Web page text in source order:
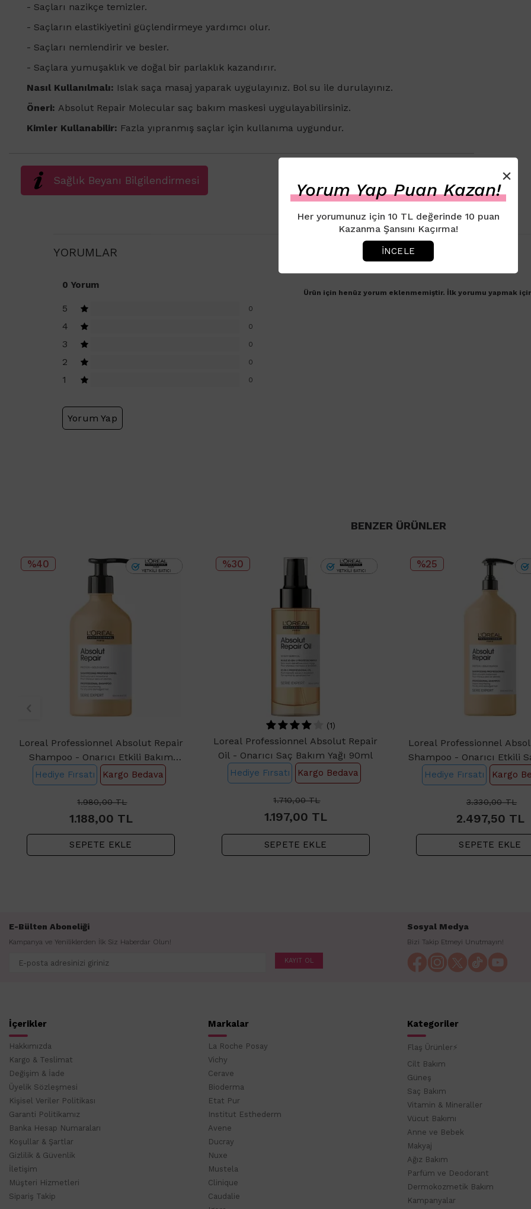
- Saçları nazikçe temizler.
- Saçların elastikiyetini güçlendirmeye yardımcı olur.
- Saçları nemlendirir ve besler.
- Saçlara yumuşaklık ve doğal bir parlaklık kazandırır.
Nasıl Kullanılmalı: Islak saça masaj yaparak uygulayınız. Bol su ile durulayınız.
Öneri: Absolut Repair Molecular saç bakım maskesi uygulayabilirsiniz.
Kimler Kullanabilir: Fazla yıpranmış saçlar için kullanıma uygundur.
Sağlık Beyanı Bilgilendirmesi
YORUMLAR
0 Yorum
5 0
4 0
3 0
2 0
1 0
Yorum Yap
Ürün için henüz yorum eklenmemiştir. İlk yorumu yapmak
×
Yorum Yap Puan Kazan!
Her yorumunuz için 10 TL değerinde 10 puan
Kazanma Şansını Kaçırma!
İNCELE
BENZER ÜRÜNLER
%40
Loreal Professionnel Absolut Repair
Shampoo - Onarıcı Etkili Bakım
Şampuanı 500ml
Hediye Fırsatı Kargo Bedava
1.980,00TL
1.188,00 TL
SEPETE EKLE
%30
(1)
Loreal Professionnel Absolut Repair
Oil - Onarıcı Saç Bakım Yağı 90ml
Hediye Fırsatı Kargo Bedava
1.710,00TL
1.197,00 TL
SEPETE EKLE
%25
Loreal Professionnel
Shampoo - Onarıcı Etkili
Şampuanı
Hediye Fırsatı Kargo
3.330,00TL
2.497,50 TL
SEPETE EKLE
E-Bülten Aboneliği
Kampanya ve Yeniliklerden İlk Siz Haberdar Olun!
KAYIT OL
Sosyal Medya
Bizi Takip Etmeyi Unutmayın!
İçerikler
Hakkımızda
Kargo & Teslimat
Değişim & İade
Üyelik Sözleşmesi
Kişisel Veriler Politikası
Garanti Politikamız
Banka Hesap Numaraları
Koşullar & Şartlar
Gizlilik & Güvenlik
İletişim
Müşteri Hizmetleri
Sipariş Takip
Markalar
La Roche Posay
Vichy
Cerave
Bioderma
Etat Pur
Institut Esthederm
Avene
Ducray
Nuxe
Mustela
Clinique
Caudalie
Kategoriler
Flaş Ürünler⚡
Cilt Bakım
Güneş
Saç Bakım
Vitamin & Mineraller
Vücut Bakımı
Anne ve Bebek
Makyaj
Ağız Bakım
Parfüm ve Deodorant
Dermokozmetik Bakım
Kampanyalar